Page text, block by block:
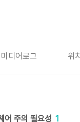
미디어로그 위
어 주의 필요성 1